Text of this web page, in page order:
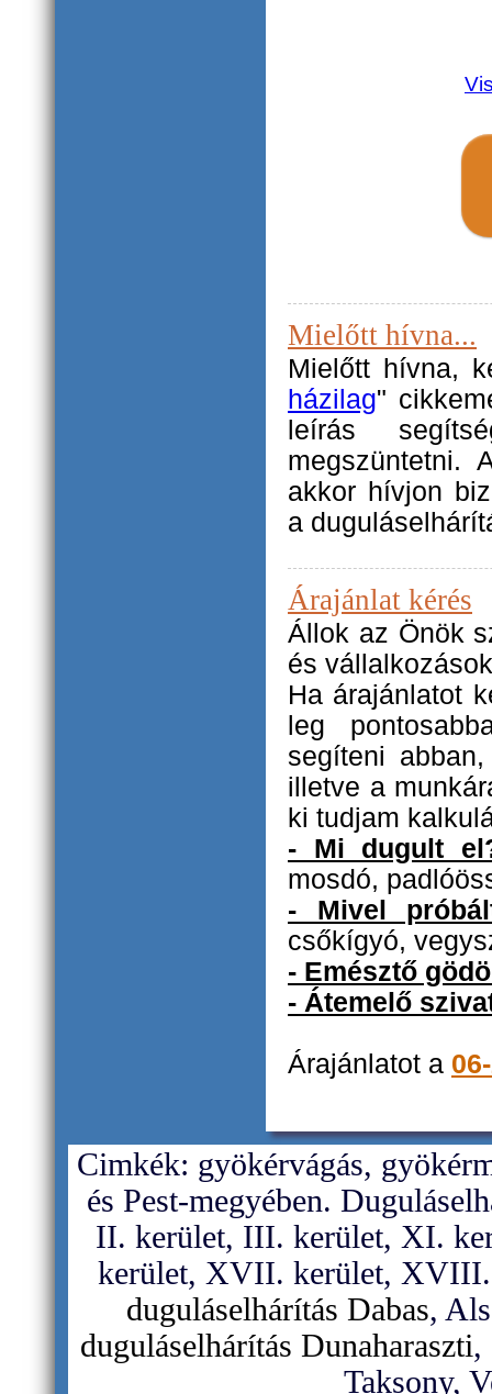
Mielőtt hívna...
Mielőtt hívna,
házilag"
leírás
megszüntetni.
akkor hívjon
a
Árajánlat kérés
Állok az Önök
és
Ha árajánlatot
leg
segíteni
illetve a
ki tudjam
- Mi dugult
mosdó,
- Mivel
csőkígyó,
- Emésztő
- Átemelő
Árajánlatot a
Cimkék: gyökérvágás,
és Pest-megyében.
II. kerület, III. kerület, XI.
kerület, XVII. kerület,
duguláselhárítás Dabas,
duguláselhárítás Dunaharaszti,
Taksony,